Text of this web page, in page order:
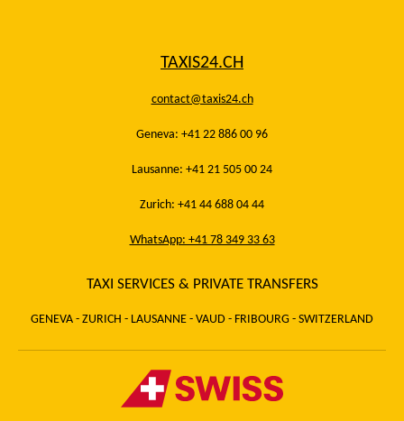
TAXIS24.CH
contact@taxis24.ch
Geneva: +41 22 886 00 96
Lausanne: +41 21 505 00 24
Zurich: +41 44 688 04 44
WhatsApp: +41 78 349 33 63
TAXI SERVICES & PRIVATE TRANSFERS
GENEVA - ZURICH - LAUSANNE - VAUD - FRIBOURG - SWITZERLAND